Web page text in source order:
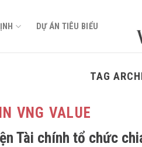
DỰ ÁN TIÊU BIỂU
TAG
VNG VALUE
Tài chính tổ chức